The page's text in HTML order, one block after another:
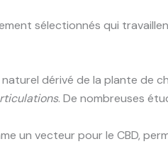
sélectionnés qui
naturel dérivé de la plante de
. De nombreuses
un vecteur pour le CBD,